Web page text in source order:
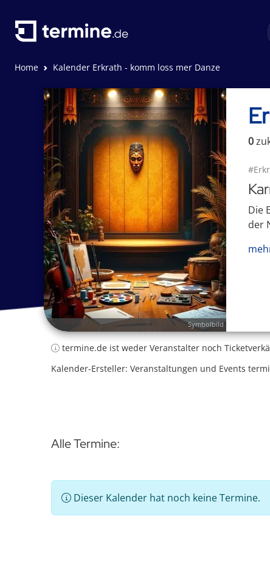
Home Kalender Erkrath - komm loss mer Danze
Symbolbild
0
Die
der
termine.de ist weder Veranstalter noch
Kalender-Ersteller: Veranstaltungen und Events
Alle Termine:
Dieser Kalender hat noch keine Termine.